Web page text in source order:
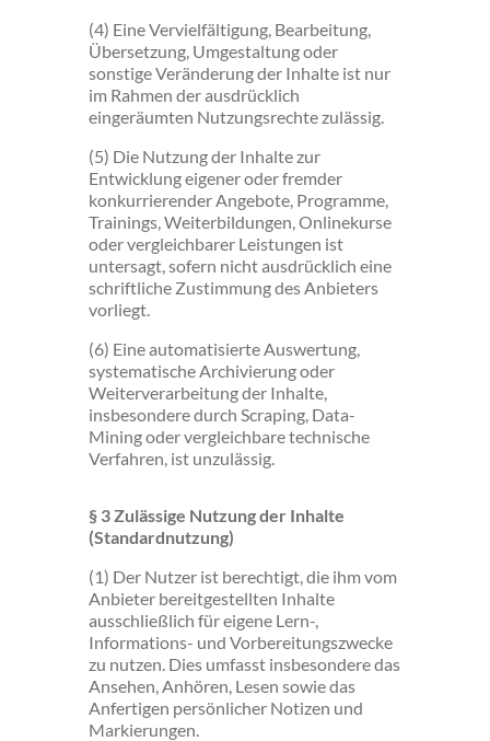
(4) Eine Vervielfältigung, Bearbeitung,
Übersetzung, Umgestaltung oder
sonstige Veränderung der Inhalte ist nur
im Rahmen der ausdrücklich
eingeräumten Nutzungsrechte zulässig.
(5) Die Nutzung der Inhalte zur
Entwicklung eigener oder fremder
konkurrierender Angebote, Programme,
Trainings, Weiterbildungen, Onlinekurse
oder vergleichbarer Leistungen ist
untersagt, sofern nicht ausdrücklich eine
schriftliche Zustimmung des Anbieters
vorliegt.
(6) Eine automatisierte Auswertung,
systematische Archivierung oder
Weiterverarbeitung der Inhalte,
insbesondere durch Scraping, Data-
Mining oder vergleichbare technische
Verfahren, ist unzulässig.
§ 3 Zulässige Nutzung der Inhalte
(Standardnutzung)
(1) Der Nutzer ist berechtigt, die ihm vom
Anbieter bereitgestellten Inhalte
ausschließlich für eigene Lern-,
Informations- und Vorbereitungszwecke
zu nutzen. Dies umfasst insbesondere das
Ansehen, Anhören, Lesen sowie das
Anfertigen persönlicher Notizen und
Markierungen.